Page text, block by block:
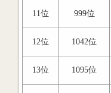
11位 999位
12位 1042位
13位 1095位